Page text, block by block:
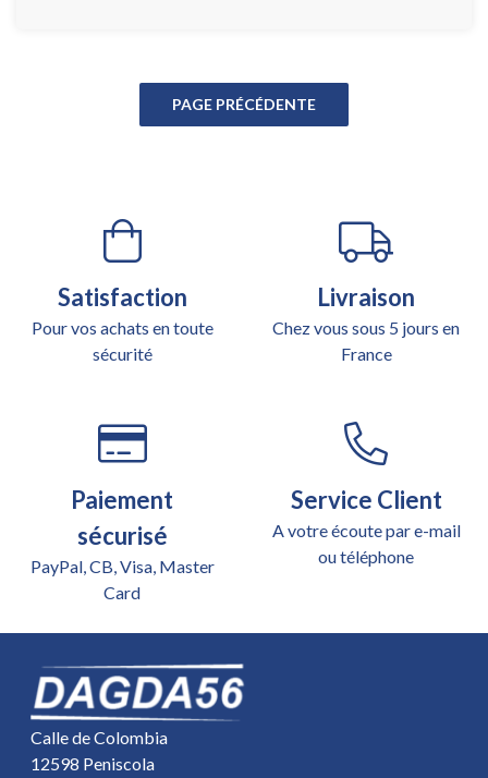
Satisfaction
Pour vos achats en toute
sécurité
Livraison
Chez vous sous 5 jours en
France
Paiement
sécurisé
PayPal, CB, Visa, Master
Card
Service Client
A votre écoute par e-mail
ou téléphone
Calle de Colombia
12598 Peniscola